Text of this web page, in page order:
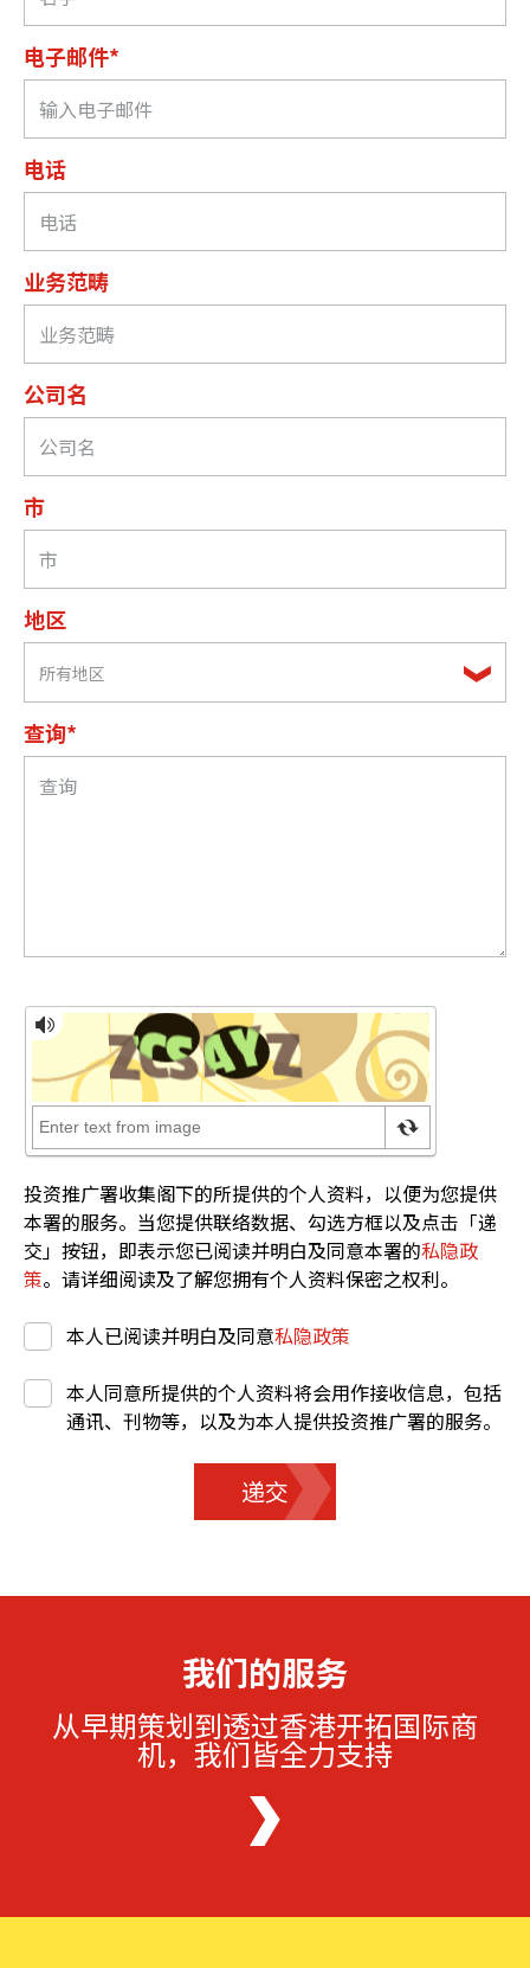
电子邮件*
电话
业务范畴
公司名
市
地区
所有地区
查询*
投资推广署收集阁下的所提供的个人资料，以便为您提供
本署的服务。当您提供联络数据、勾选方框以及点击「递
交」按钮，即表示您已阅读并明白及同意本署的私隐政
策。请详细阅读及了解您拥有个人资料保密之权利。
本人已阅读并明白及同意私隐政策
本人同意所提供的个人资料将会用作接收信息，包括
通讯、刊物等，以及为本人提供投资推广署的服务。
递交
我们的服务
从早期策划到透过香港开拓国际商
机，我们皆全力支持